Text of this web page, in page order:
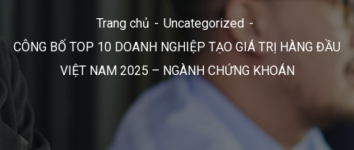
Trang chủ
Uncategorized
CÔNG BỐ TOP 10 DOANH NGHIỆP TẠO GIÁ TRỊ HÀNG ĐẦU
VIỆT NAM 2025 – NGÀNH CHỨNG KHOÁN